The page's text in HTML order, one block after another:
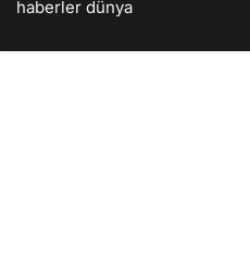
haberler dünya